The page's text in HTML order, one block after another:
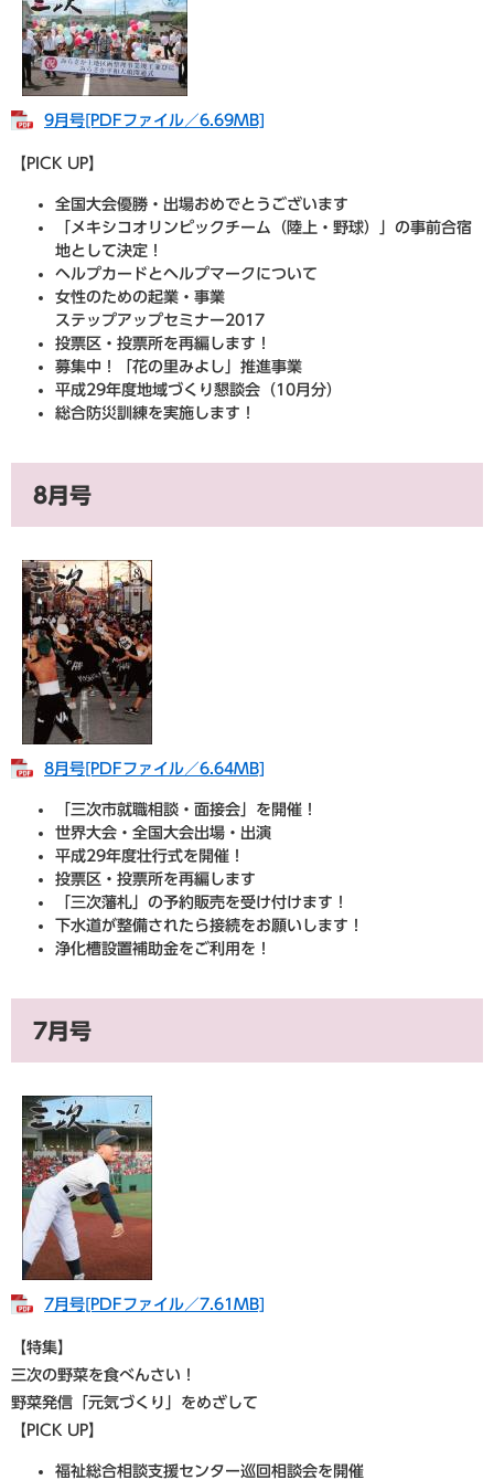
9月号​[PDFファイル／6.69MB]
【PICK UP】
全国大会優勝・出場おめでとうございます
「メキシコオリンピックチーム（陸上・野球）」の事前合宿
地として決定！
ヘルプカードとヘルプマークについて
女性のための起業・事業
ステップアップセミナー2017
投票区・投票所を再編します！
募集中！「花の里みよし」推進事業
平成29年度地域づくり懇談会（10月分）
総合防災訓練を実施します！
8月号
8月号​[PDFファイル／6.64MB]
「三次市就職相談・面接会」を開催！
世界大会・全国大会出場・出演
平成29年度壮行式を開催！
投票区・投票所を再編します
「三次藩札」の予約販売を受け付けます！
下水道が整備されたら接続をお願いします！
浄化槽設置補助金をご利用を！
7月号
7月号[PDFファイル／7.61MB]
【特集】
三次の野菜を食べんさい！
野菜発信「元気づくり」をめざして
【PICK UP】
福祉総合相談支援センター巡回相談会を開催